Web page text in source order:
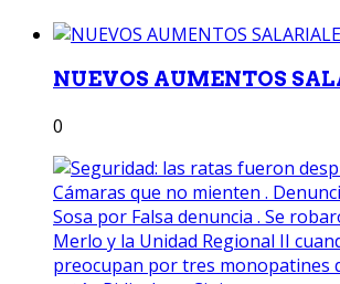
NUEVOS AUMENTOS
0